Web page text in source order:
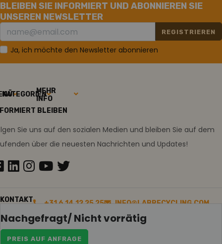
Nachgefragt/ Nicht vorrätig
PREIS AUF ANFRAGE
BLEIBEN SIE INFORMIERT UND ABONNIEREN SIE
UNSEREN NEWSLETTER
REGISTRIEREN
Ja, ich möchte den Newsletter abonnieren
KATEGORIENMEHR
INFO
BLEIBEN
Sie uns auf den sozialen Medien und bleiben Sie auf dem
über die neuesten Nachrichten und Updates!
KONTAKT +31 6 14 12 25 25 INFO@LABRECYCLING.COM